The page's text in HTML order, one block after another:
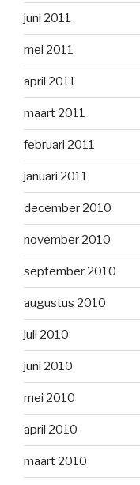
juni 2011
mei 2011
april 2011
maart 2011
februari 2011
januari 2011
december 2010
november 2010
september 2010
augustus 2010
juli 2010
juni 2010
mei 2010
april 2010
maart 2010